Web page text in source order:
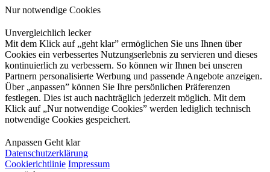
Nur notwendige Cookies
Unvergleichlich lecker
Mit dem Klick auf „geht klar” ermöglichen Sie uns Ihnen über
Cookies ein verbessertes Nutzungserlebnis zu servieren und dieses
kontinuierlich zu verbessern. So können wir Ihnen bei unseren
Partnern personalisierte Werbung und passende Angebote anzeigen.
Über „anpassen” können Sie Ihre persönlichen Präferenzen
festlegen. Dies ist auch nachträglich jederzeit möglich. Mit dem
Klick auf „Nur notwendige Cookies” werden lediglich technisch
notwendige Cookies gespeichert.
Anpassen Geht klar
Datenschutzerklärung
Cookierichtlinie Impressum